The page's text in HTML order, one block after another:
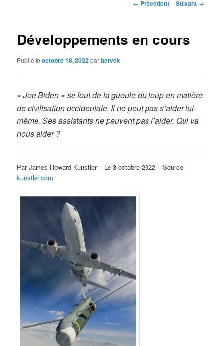
Navigation
← Précédent Suivant →
Développements en cours
Publié leoctobre 18, 2022parhervek
« Joe Biden » se fout de la gueule du loup en matière
de civilisation occidentale. Il ne peut pas s’aider lui-
même. Ses assistants ne peuvent pas l’aider. Qui va
nous aider ?
Par James Howard Kunstler – Le 3 octobre 2022 – Source
kunstler.com